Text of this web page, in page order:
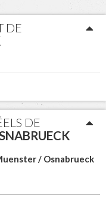
DE
DE
/ Osnabrueck